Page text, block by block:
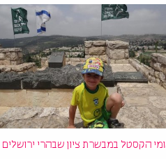
הקסטל במבשרת ציון שבהרי ירושלים